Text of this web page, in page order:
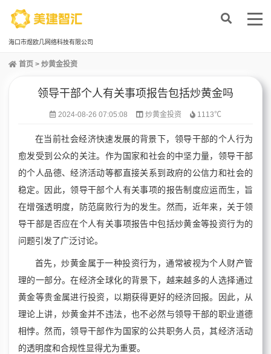
海口市煜欧几网络科技有限公司
首页 > 炒黄金投资
领导干部个人有关事项报告包括炒黄金吗
2024-08-26 07:05:08 炒黄金投资 1113℃
在当前社会经济快速发展的背景下，领导干部的个人行为
愈发受到公众的关注。作为国家和社会的中坚力量，领导干部
的个人品德、经济活动等都直接关系到政府的公信力和社会的
稳定。因此，领导干部个人有关事项的报告制度应运而生，旨
在增强透明度，防范腐败行为的发生。然而，近年来，关于领
导干部是否应在个人有关事项报告中包括炒黄金等投资行为的
问题引发了广泛讨论。
首先，炒黄金属于一种投资行为，通常被视为个人财产管
理的一部分。在经济全球化的背景下，越来越多的人选择通过
黄金等贵金属进行投资，以期获得更好的经济回报。因此，从
理论上讲，炒黄金并不违法，也不必然与领导干部的职业道德
相悖。然而，领导干部作为国家的公共职务人员，其经济活动
的透明度和合规性显得尤为重要。